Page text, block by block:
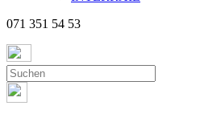
071 351 54 53